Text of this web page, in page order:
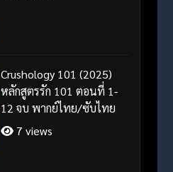
Crushology 101 (2025)
หลักสูตรรัก 101 ตอนที่ 1-
12 จบ พากย์ไทย/ซับไทย
7 views